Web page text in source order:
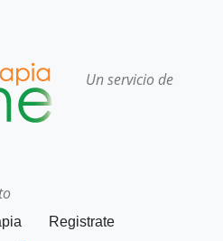
Un servicio de
Registrate